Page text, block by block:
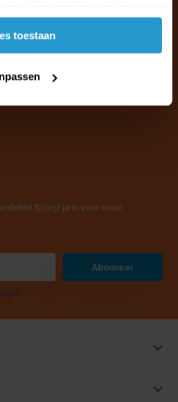
toestaan
Schrijf je in voor onze
Abonneer